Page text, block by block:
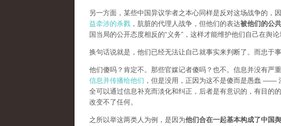
另一方面，某些中国异议学者之本心同样是反对这场战争的，
益牵涉的杀戮 ，肮脏的代理人战争，但他们的表达被他们的公
国当局的公开态度相反的“义务”，这样才能维护他们自己在舆论
换句话说就是，他们已经无法让自己就事实来判断了。而忠于
他们傻吗？肯定不。那些官媒记者傻吗？也不。信息并没有严重
信息并传播给他们 ，但是没用，正因为这不是傻而是愚蠢 ——
全可以通过信息补充而淡化和纠正，后者是有意识的，有目
改变不了任何。
之所以举这两类人为例，是因为他们合在一起基本构成了中国